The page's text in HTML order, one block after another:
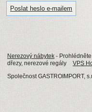
Poslat heslo e-mailem
Nerezový nábytek -
dřezy, nerezové regály
VPS
Společnost GASTROIMPORT,